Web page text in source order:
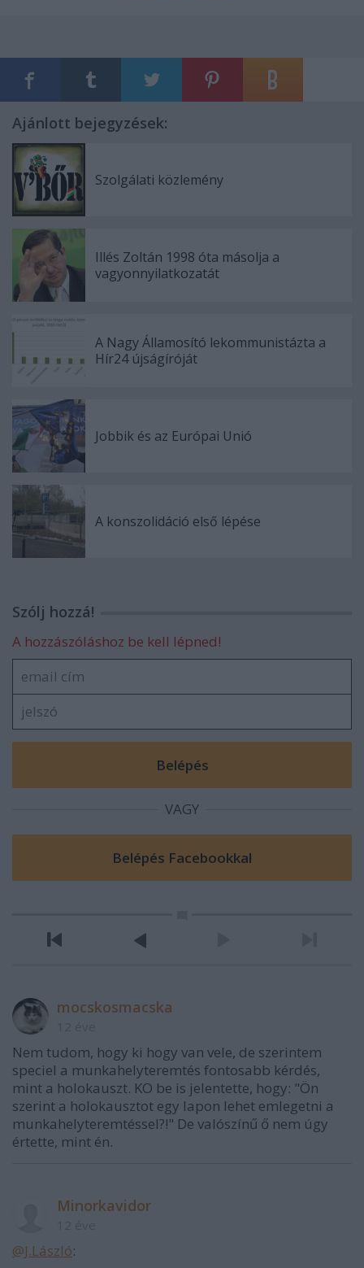
Ajánlott bejegyzések:
Szolgálati közlemény
Illés Zoltán 1998 óta másolja a
vagyonnyilatkozatát
A Nagy Államosító lekommunistázta a
Hír24 újságíróját
Jobbik és az Európai Unió
A konszolidáció első lépése
Szólj hozzá!
A hozzászóláshoz be kell lépned!
VAGY
mocskosmacska
Nem tudom, hogy ki hogy van vele, de szerintem
speciel a munkahelyteremtés fontosabb kérdés,
mint a holokauszt. KO be is jelentette, hogy: "Ön
szerint a holokausztot egy lapon lehet emlegetni a
munkahelyteremtéssel?!" De valószínű ő nem úgy
értette, mint én.
Minorkavidor
@J.László: